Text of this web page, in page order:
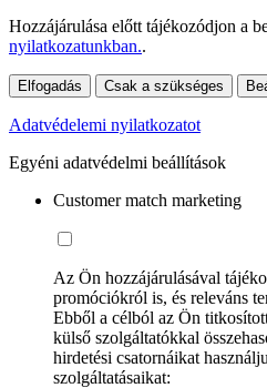
Hozzájárulása előtt tájékozódjon a
nyilatkozatunkban..
Elfogadás Csak a szükséges
Adatvédelemi nyilatkozatot
Egyéni adatvédelmi beállítások
Customer match marketing
Az Ön hozzájárulásával
promóciókról is, és releváns
Ebből a célból az Ön
külső szolgáltatókkal
hirdetési csatornáikat
szolgáltatásaikat: